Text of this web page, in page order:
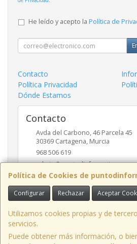
Política de Cookies de
Configurar Rechazar Aceptar
Utilizamos cookies propias y de
servicios.
Puede obtener más información, o
He leído y acepto la Política de
Contacto
Política Privacidad
Dónde Estamos
Contacto
Avda del Carbono, 46 Parcela 45
30369 Cartagena, Murcia
968 506 619
admin@puntodinformatica.com
Horario
09:30h a 14:00h y de 16:30h a 20:00h